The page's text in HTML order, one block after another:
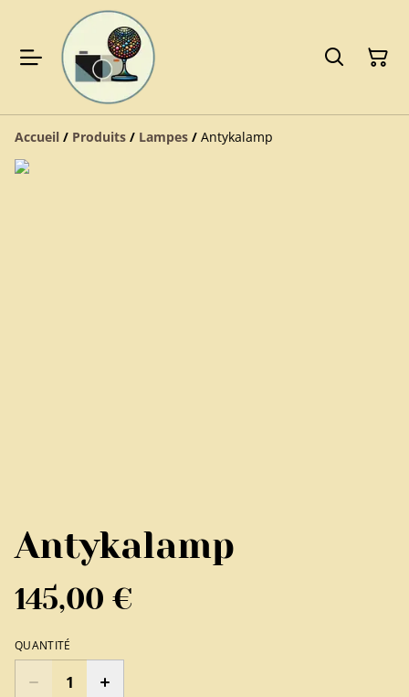
Accueil / Produits / Lampes / Antykalamp
Antykalamp
145,00 €
QUANTITÉ